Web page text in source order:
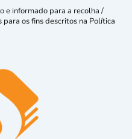
e informado para a recolha /
os fins descritos na Política